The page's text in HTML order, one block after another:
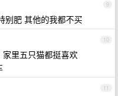
9
别肥 其他的我都不买
10
里五只猫都挺喜欢
11